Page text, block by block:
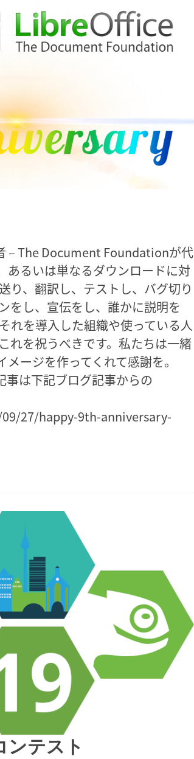
– The Document Foundationが代
あるいは単なるダウンロードに対
り、翻訳し、テストし、バグ切り
をし、宣伝をし、誰かに説明を
れを導入した組織や使っている人
れを祝うべきです。私たちは一緒
ージを作ってくれて感謝を。
事は下記ブログ記事からの
27/happy-9th-anniversary-
ンテスト